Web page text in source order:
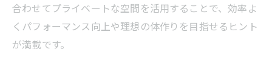
合わせてプライベートな空間を活用することで、効率よ
くパフォーマンス向上や理想の体作りを目指せるヒント
が満載です。